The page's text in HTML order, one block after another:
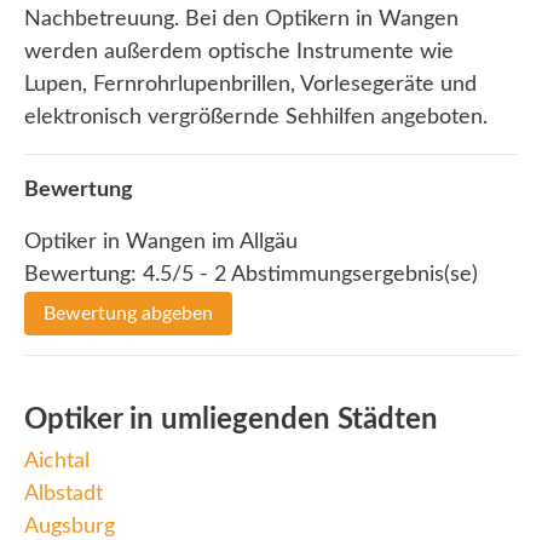
Nachbetreuung. Bei den Optikern in Wangen
werden außerdem optische Instrumente wie
Lupen, Fernrohrlupenbrillen, Vorlesegeräte und
elektronisch vergrößernde Sehhilfen angeboten.
Bewertung
Optiker in Wangen im Allgäu
Bewertung: 4.5/5 - 2 Abstimmungsergebnis(se)
Bewertung abgeben
Optiker in umliegenden Städten
Aichtal
Albstadt
Augsburg